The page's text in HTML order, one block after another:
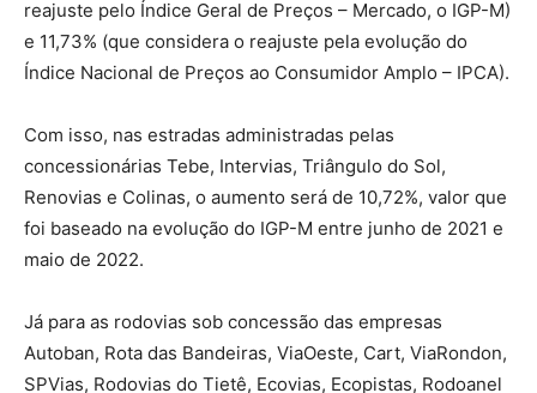
reajuste pelo Índice Geral de Preços – Mercado, o IGP-M)
e 11,73% (que considera o reajuste pela evolução do
Índice Nacional de Preços ao Consumidor Amplo – IPCA).
Com isso, nas estradas administradas pelas
concessionárias Tebe, Intervias, Triângulo do Sol,
Renovias e Colinas, o aumento será de 10,72%, valor que
foi baseado na evolução do IGP-M entre junho de 2021 e
maio de 2022.
Já para as rodovias sob concessão das empresas
Autoban, Rota das Bandeiras, ViaOeste, Cart, ViaRondon,
SPVias, Rodovias do Tietê, Ecovias, Ecopistas, Rodoanel